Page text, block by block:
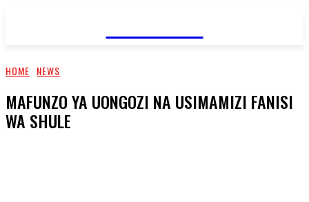
HOME NEWS
MAFUNZO YA UONGOZI NA USIMAMIZI FANISI
WA SHULE